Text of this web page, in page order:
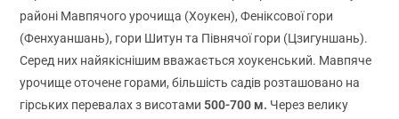
районі Мавпячого урочища (Хоукен), Феніксової гори
(Фенхуаншань), гори Шитун та Півнячої гори (Цзигуншань).
Серед них найякіснішим вважається хоукенський. Мавпяче
урочище оточене горами, більшість садів розташовано на
гірських перевалах з висотами 500-700 м. Через велику